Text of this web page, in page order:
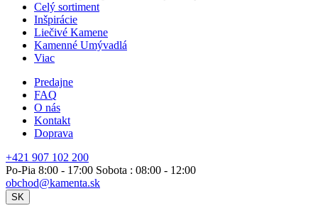
Celý sortiment
Inšpirácie
Liečivé Kamene
Kamenné Umývadlá
Viac
Predajne
FAQ
O nás
Kontakt
Doprava
+421 907 102 200
Po-Pia 8:00 - 17:00 Sobota : 08:00 - 12:00
obchod@kamenta.sk
SK